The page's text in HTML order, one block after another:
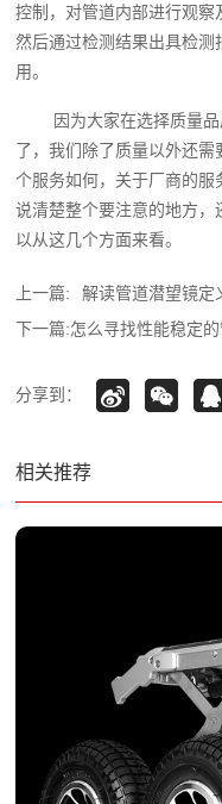
控制，对管道内部进行观察
然后通过检测结果出具检
用。
因为大家在选择质量
了，我们除了质量以外还
个服务如何，关于厂商的
说清楚整个要注意的地方
以从这几个方面来看。
上一篇:
解读管道潜望镜定
下一篇:怎么寻找性能稳定
分享到：
相关推荐